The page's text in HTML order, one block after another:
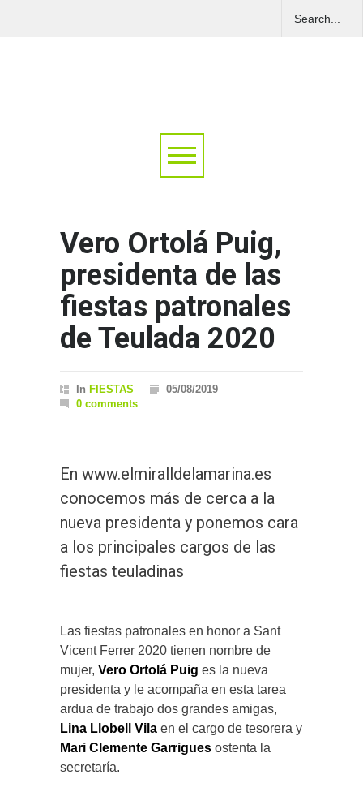
Vero Ortolá Puig,
presidenta de las
fiestas patronales
de Teulada 2020
In FIESTAS
05/08/2019
0 comments
En www.elmiralldelamarina.es
conocemos más de cerca a la
nueva presidenta y ponemos cara
a los principales cargos de las
fiestas teuladinas
Las fiestas patronales en honor a Sant
Vicent Ferrer 2020 tienen nombre de
mujer, Vero Ortolá Puig es la nueva
presidenta y le acompaña en esta tarea
ardua de trabajo dos grandes amigas,
Lina Llobell Vila en el cargo de tesorera y
Mari Clemente Garrigues ostenta la
secretaría.